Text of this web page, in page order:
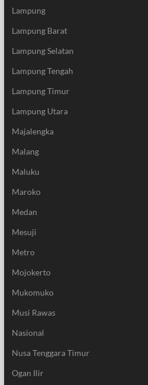
Lampung
Lampung Barat
Lampung Selatan
Lampung Tengah
Lampung Timur
Lampung Utara
Majalengka
Malang
Maluku
Maroko
Medan
Mesuji
Metro
Mojokerto
Mukomuko
Musi Rawas
Nasional
Nusa Tenggara Timur
Ogan Ilir